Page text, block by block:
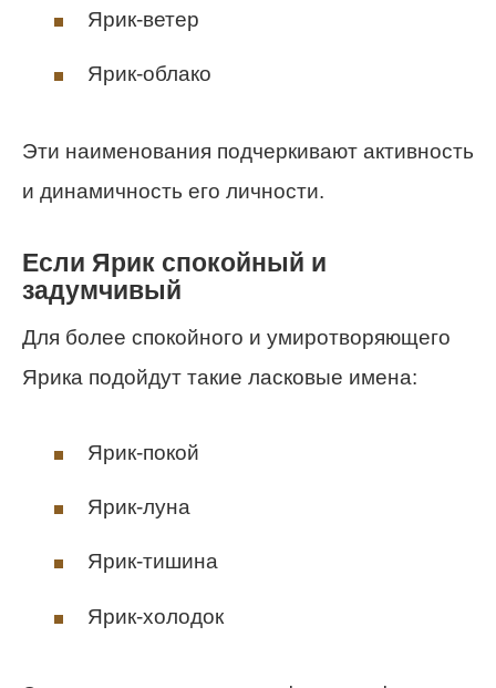
Ярик-ветер
Ярик-облако
Эти наименования подчеркивают активность
и динамичность его личности.
Если Ярик спокойный и
задумчивый
Для более спокойного и умиротворяющего
Ярика подойдут такие ласковые имена:
Ярик-покой
Ярик-луна
Ярик-тишина
Ярик-холодок